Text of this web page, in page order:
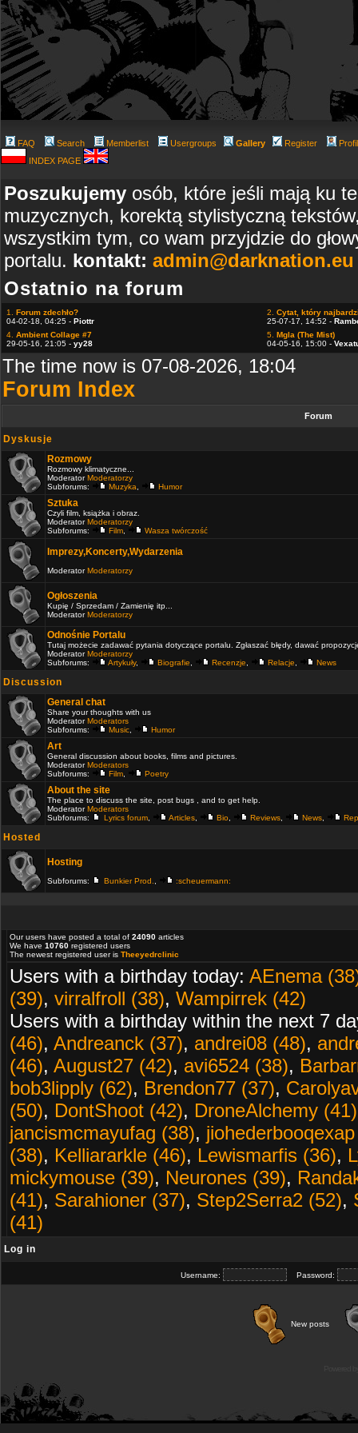
FAQ Search Memberlist Usergroups Gallery Register
INDEX PAGE
Poszukujemy osób, które jeśli mają ku
muzycznych, korektą stylistyczną
wszystkim tym, co wam przyjdzie do
portalu. kontakt: admin@darknation.eu
Ostatnio na forum
1. Forum zdechło?
04-02-18, 04:25 - Piottr
2. Cytat, który
25-07-17, 14:52 -
4. Ambient Collage #7
29-05-16, 21:05 - yy28
5. Mgla (The Mist)
04-05-16, 15:00 -
The time now is 07-08-2026, 18:04
Forum Index
Forum
Dyskusje
Rozmowy
Rozmowy klimatyczne...
ModeratorModeratorzy
Subforums:
Muzyka Humor
Sztuka
Czyli film, książka i obraz.
ModeratorModeratorzy
Subforums:
Film Wasza twórczość
Imprezy,Koncerty,Wydarzenia
ModeratorModeratorzy
Ogłoszenia
Kupię / Sprzedam / Zamienię itp...
ModeratorModeratorzy
Odnośnie Portalu
Tutaj możecie zadawać pytania dotyczące portalu. Zgłaszać błędy, dawać
ModeratorModeratorzy
Subforums:
Artykuły, Biografie Recenzje Relacje News
Discussion
General chat
Share your thoughts with us
ModeratorModerators
Subforums:
Music Humor
Art
General discussion about books, films and pictures.
ModeratorModerators
Subforums:
Film Poetry
About the site
The place to discuss the site, post bugs , and to get help.
ModeratorModerators
Subforums:
Lyrics forum Articles Bio Reviews News
Hosted
Hosting
Subforums: Bunkier Prod. :scheuermann:
Our users have posted a total of 24090 articles
We have 10760 registered users
The newest registered user is Theeyedrclinic
Users with a birthday today: AEnema
(39), virralfroll (38), Wampirrek (42)
Users with a birthday within the next 7
(46), Andreanck (37), andrei08 (48),
(46), August27 (42), avi6524 (38),
bob3lipply (62), Brendon77 (37),
(50), DontShoot (42), DroneAlchemy (41)
jancismcmayufag (38),
(38), Kelliararkle (46), Lewismarfis (36),
mickymouse (39), Neurones (39),
(41), Sarahioner (37), Step2Serra2 (52),
(41)
Log in
Username: Password:
New posts